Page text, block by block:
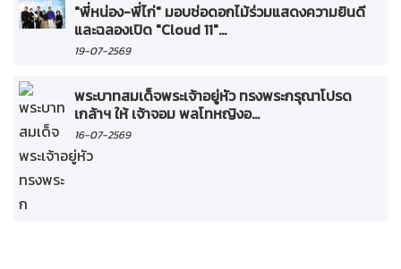
"พี่หน่อง-พี่ไก่" มอบช่อดอกไม้ร่วมแสดงความยินดี
และฉลองเปิด "Cloud 11"...
19-07-2569
พระบาทสมเด็จพระเจ้าอยู่หัว ทรงพระกรุณาโปรด
เกล้าฯ ให้ เจ้าจอม พลโทหญิงอ...
16-07-2569